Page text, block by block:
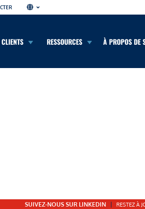
RESSOURCES
À PROPOS DE
SUIVEZ-NOUS SUR LINKEDIN RESTEZ À